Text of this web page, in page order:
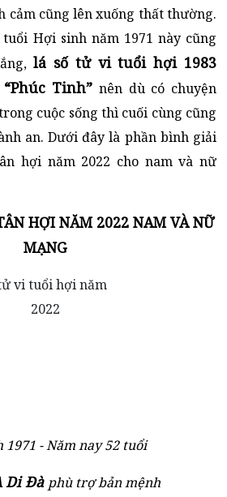
cảm cũng lên xuống thất thường.
Hợi sinh năm 1971 này cũng
lá số tử vi tuổi hợi 1983
Tinh” nên dù có chuyện
cuộc sống thì cuối cùng cũng
an. Dưới đây là phần bình giải
hợi năm 2022 cho nam và nữ
HỢI NĂM 2022 NAM VÀ NỮ
MẠNG
1971 - Năm nay 52 tuổi
Di Đà phù trợ bản mệnh